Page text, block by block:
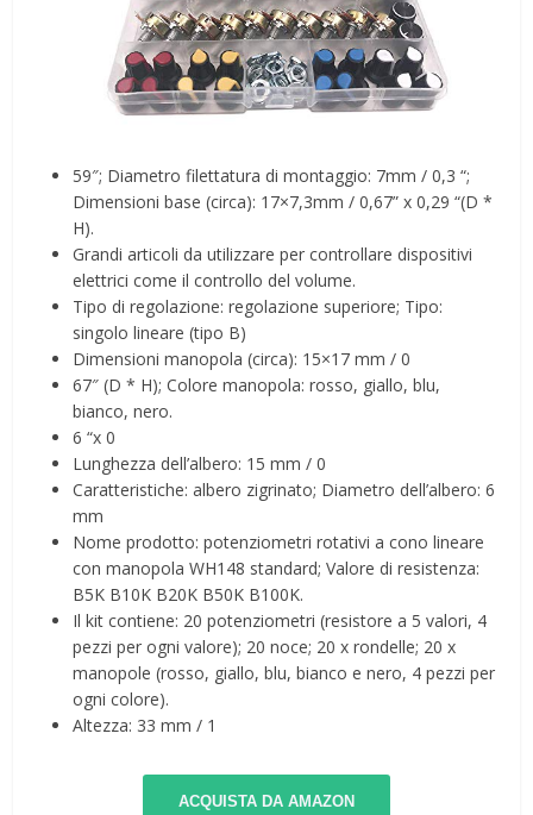
59″; Diametro filettatura di montaggio: 7mm / 0,3 “;
Dimensioni base (circa): 17×7,3mm / 0,67” x 0,29 “(D *
H).
Grandi articoli da utilizzare per controllare dispositivi
elettrici come il controllo del volume.
Tipo di regolazione: regolazione superiore; Tipo:
singolo lineare (tipo B)
Dimensioni manopola (circa): 15×17 mm / 0
67″ (D * H); Colore manopola: rosso, giallo, blu,
bianco, nero.
6 “x 0
Lunghezza dell’albero: 15 mm / 0
Caratteristiche: albero zigrinato; Diametro dell’albero: 6
mm
Nome prodotto: potenziometri rotativi a cono lineare
con manopola WH148 standard; Valore di resistenza:
B5K B10K B20K B50K B100K.
Il kit contiene: 20 potenziometri (resistore a 5 valori, 4
pezzi per ogni valore); 20 noce; 20 x rondelle; 20 x
manopole (rosso, giallo, blu, bianco e nero, 4 pezzi per
ogni colore).
Altezza: 33 mm / 1
ACQUISTA DA AMAZON